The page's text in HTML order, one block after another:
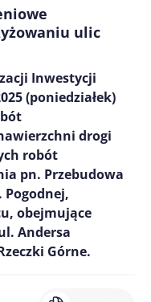
ulic
Inwestycji
(poniedziałek)
drogi
robót
pn. Przebudowa
Pogodnej,
obejmujące
Andersa
Górne.